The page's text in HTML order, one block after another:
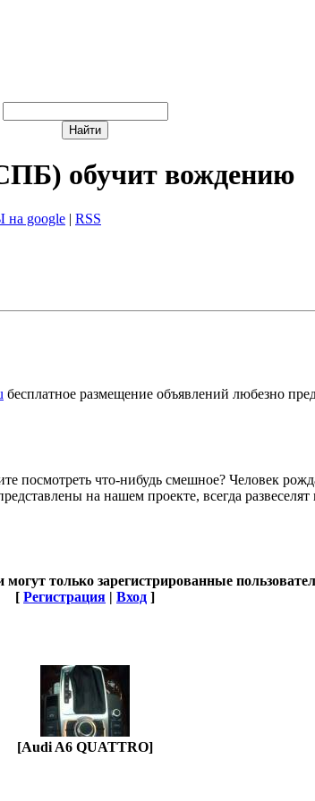
обучит вождению
google | RSS
бесплатное размещение объявлений любезно
посмотреть что-нибудь смешное? Человек
на нашем проекте, всегда
только зарегистрированные
[ Регистрация | Вход ]
[Audi A6 QUATTRO]